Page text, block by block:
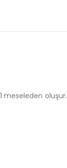
meseleden oluşur.